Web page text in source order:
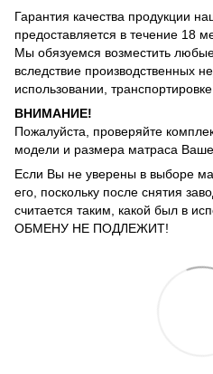
Гарантия качества продукции
предоставляется в течение 18
Мы обязуемся возместить
вследствие производственных
использовании,
ВНИМАНИЕ!
Пожалуйста, проверяйте
модели и размера матраса
Если Вы не уверены в выборе
его, поскольку после снятия
считается таким, какой был в
ОБМЕНУ НЕ ПОДЛЕЖИТ!